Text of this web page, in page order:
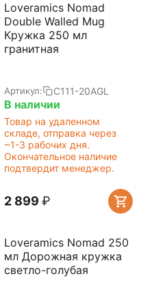
Loveramics Nomad
Double Walled Mug
Кружка 250 мл
гранитная
Артикул: C111-20AGL
В наличии
Товар на удаленном
складе, отправка через
~1-3 рабочих дня.
Окончательное наличие
подтвердит менеджер.
2 899 ₽
Loveramics Nomad 250
мл Дорожная кружка
светло-голубая